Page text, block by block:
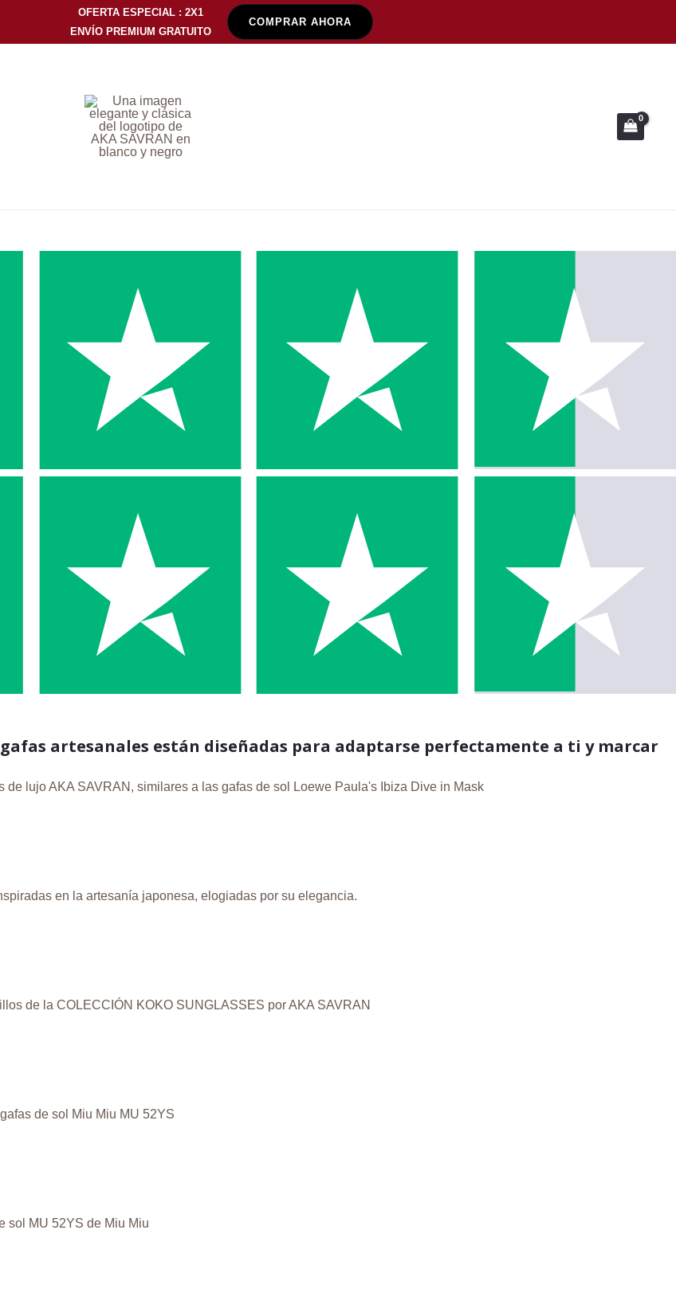
OFERTA ESPECIAL : 2X1
ENVÍO PREMIUM GRATUITO
COMPRAR AHORA
artesanales están diseñadas para adaptarse perfectamente a ti y marcar